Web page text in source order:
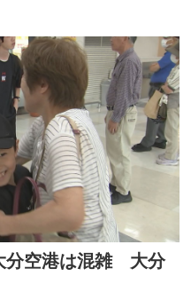
分空港は混雑 大分